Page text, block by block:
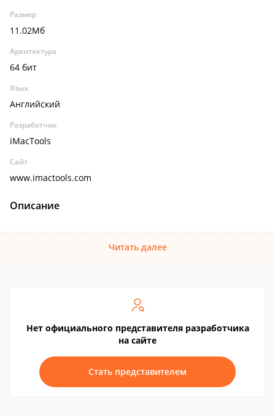
Размер
11.02Мб
Архитектура
64 бит
Язык
Английский
Разработчик
iMacTools
Сайт
www.imactools.com
Описание
Читать далее
Нет официального представителя разработчика
на сайте
Стать представителем